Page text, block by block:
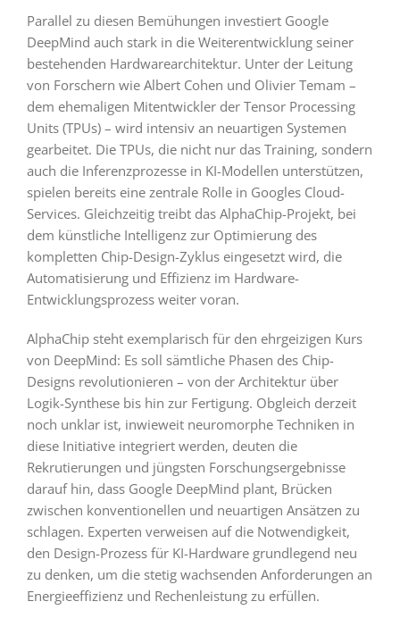
Parallel zu diesen Bemühungen investiert Google
DeepMind auch stark in die Weiterentwicklung seiner
bestehenden Hardwarearchitektur. Unter der Leitung
von Forschern wie Albert Cohen und Olivier Temam –
dem ehemaligen Mitentwickler der Tensor Processing
Units (TPUs) – wird intensiv an neuartigen Systemen
gearbeitet. Die TPUs, die nicht nur das Training, sondern
auch die Inferenzprozesse in KI-Modellen unterstützen,
spielen bereits eine zentrale Rolle in Googles Cloud-
Services. Gleichzeitig treibt das AlphaChip-Projekt, bei
dem künstliche Intelligenz zur Optimierung des
kompletten Chip-Design-Zyklus eingesetzt wird, die
Automatisierung und Effizienz im Hardware-
Entwicklungsprozess weiter voran.
AlphaChip steht exemplarisch für den ehrgeizigen Kurs
von DeepMind: Es soll sämtliche Phasen des Chip-
Designs revolutionieren – von der Architektur über
Logik-Synthese bis hin zur Fertigung. Obgleich derzeit
noch unklar ist, inwieweit neuromorphe Techniken in
diese Initiative integriert werden, deuten die
Rekrutierungen und jüngsten Forschungsergebnisse
darauf hin, dass Google DeepMind plant, Brücken
zwischen konventionellen und neuartigen Ansätzen zu
schlagen. Experten verweisen auf die Notwendigkeit,
den Design-Prozess für KI-Hardware grundlegend neu
zu denken, um die stetig wachsenden Anforderungen an
Energieeffizienz und Rechenleistung zu erfüllen.